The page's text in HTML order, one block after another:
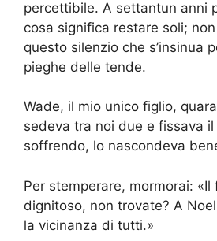
percettibile. A settantun anni
cosa significa restare soli;
questo silenzio che s’insinua
pieghe delle tende.
Wade, il mio unico figlio,
sedeva tra noi due e fissava
soffrendo, lo nascondeva
Per stemperare, mormorai:
dignitoso, non trovate? A
la vicinanza di tutti.»